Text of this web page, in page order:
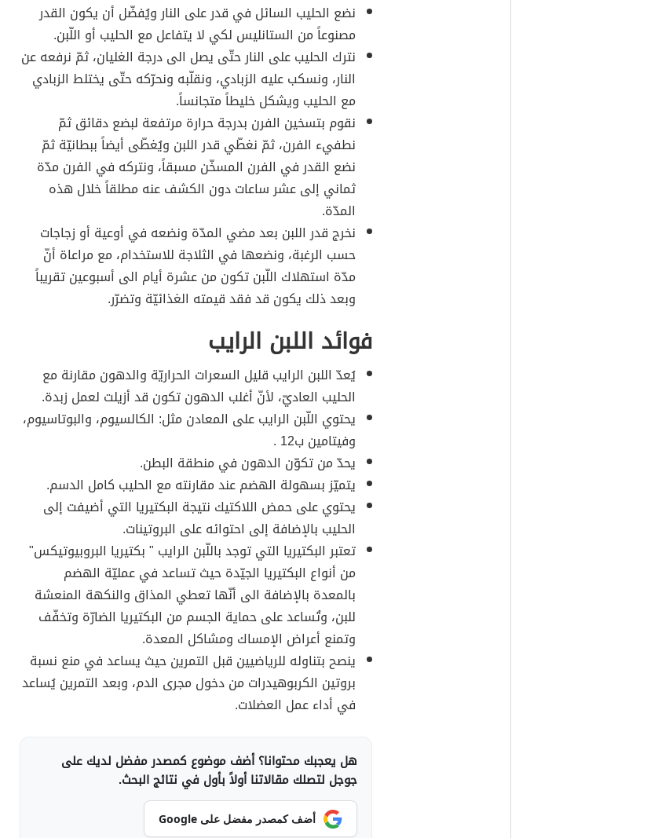
نضع الحليب السائل في قدر على النار ويُفضّل أن يكون القدر
مصنوعاً من الستانليس لكي لا يتفاعل مع الحليب أو اللّبن.
نترك الحليب على النار حتّى يصل الى درجة الغليان، ثمّ نرفعه عن
النار، ونسكب عليه الزبادي، ونقلّبه ونحرّكه حتّى يختلط الزبادي
مع الحليب ويشكل خليطاً متجانساً.
نقوم بتسخين الفرن بدرجة حرارة مرتفعة لبضع دقائق ثمّ
نطفيء الفرن، ثمّ نغطّي قدر اللبن ويُغطّى أيضاً ببطانيّة ثمّ
نضع القدر في الفرن المسخّن مسبقاً، ونتركه في الفرن مدّة
ثماني إلى عشر ساعات دون الكشف عنه مطلقاً خلال هذه
المدّة.
نخرج قدر اللبن بعد مضي المدّة ونضعه في أوعية أو زجاجات
حسب الرغبة، ونضعها في الثلاجة للاستخدام، مع مراعاة أنّ
مدّة استهلاك اللّبن تكون من عشرة أيام الى أسبوعين تقريباً
وبعد ذلك يكون قد فقد قيمته الغذائيّة وتضرّر.
فوائد اللبن الرايب
يُعدّ اللبن الرايب قليل السعرات الحراريّة والدهون مقارنة مع
الحليب العاديّ، لأنّ أغلب الدهون تكون قد أزيلت لعمل زبدة.
يحتوي اللّبن الرايب على المعادن مثل: الكالسيوم، والبوتاسيوم،
وفيتامين ب12 .
يحدّ من تكوّن الدهون في منطقة البطن.
يتميّز بسهولة الهضم عند مقارنته مع الحليب كامل الدسم.
يحتوي على حمض اللاكتيك نتيجة البكتيريا التي أضيفت إلى
الحليب بالإضافة إلى احتوائه على البروتينات.
تعتبر البكتيريا التي توجد باللّبن الرايب " بكتيريا البروبيوتيكس"
من أنواع البكتيريا الجيّدة حيث تساعد في عمليّة الهضم
بالمعدة بالإضافة الى أنّها تعطي المذاق والنكهة المنعشة
للبن، وتُساعد على حماية الجسم من البكتيريا الضارّة وتخفّف
وتمنع أعراض الإمساك ومشاكل المعدة.
ينصح بتناوله للرياضيين قبل التمرين حيث يساعد في منع نسبة
بروتين الكربوهيدرات من دخول مجرى الدم، وبعد التمرين يُساعد
في أداء عمل العضلات.
هل يعجبك محتوانا؟ أضف موضوع كمصدر مفضل لديك على
جوجل لتصلك مقالاتنا أولاً بأول في نتائج البحث.
أضف كمصدر مفضل على Google